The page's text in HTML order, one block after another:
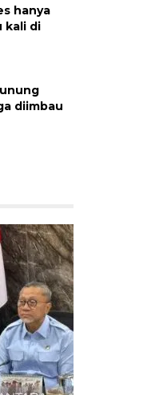
hanya
kali di
diimbau